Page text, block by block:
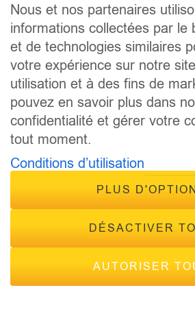
CONTACT
FRÉQUENCES
Inside Communication
-Politique de
Nous et nos partenaires
informations collectées par le
et de technologies similaires
votre expérience sur notre
utilisation et à des fins de
pouvez en savoir plus dans
confidentialité et gérer votre
tout moment.
Conditions d’utilisation
PLUS
DÉSACTIVER
AUTORISER